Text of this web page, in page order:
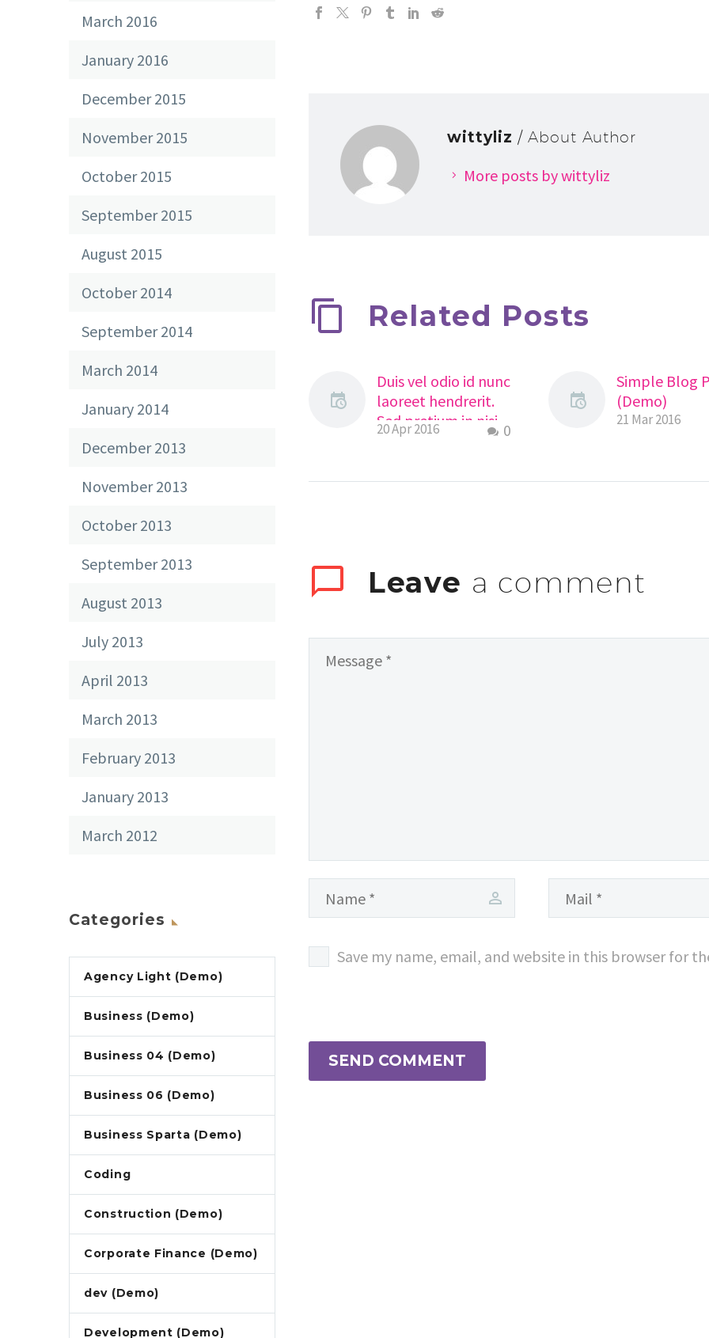
wittyliz / About Author
More posts by wittyliz
Related Posts
Duis vel odio id nunc
laoreet hendrerit.
Sed pretium in nisi
non vestibulum.
Lorem Ipsum. Proin
bibendum auctor,
nisi elit consequat
sem nibh id elit.
0
20 Apr 2016
Simple Blog
(Demo)
21 Mar 2016
Leave a comment
Save my name, email, and website in this browser for
SEND COMMENT
March 2016
January 2016
December 2015
November 2015
October 2015
September 2015
August 2015
October 2014
September 2014
March 2014
January 2014
December 2013
November 2013
October 2013
September 2013
August 2013
July 2013
April 2013
March 2013
February 2013
January 2013
March 2012
Categories
Agency Light (Demo)
Business (Demo)
Business 04 (Demo)
Business 06 (Demo)
Business Sparta (Demo)
Coding
Construction (Demo)
Corporate Finance (Demo)
dev (Demo)
Development (Demo)